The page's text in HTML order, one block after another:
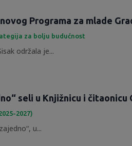
Programa za mlade
za bolju budućnost
održala je...
seli u Knjižnicu i čitaonicu
2027)
u...